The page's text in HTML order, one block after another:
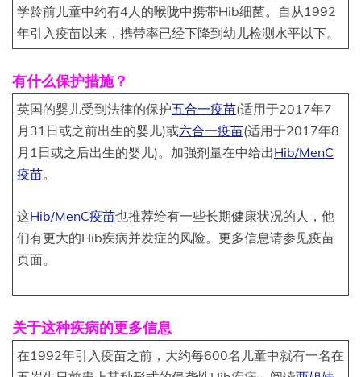
学龄前儿童中约有4人的喉咙中携带Hib细菌。自从1992
年引入疫苗以来，携带率已经下降到幼儿检测水平以下。
有什么保护措施？
英国的婴儿受到法律的保护五合一疫苗(适用于2017年7
月31日或之前出生的婴儿)或六合一疫苗(适用于2017年8
月1日或之后出生的婴儿)。加强剂量在中给出Hib/MenC
疫苗。
这Hib/MenC疫苗也推荐给有一些长期健康状况的人，他
们有更大的Hib疾病并发症的风险。更多信息请参见疫苗
页面。
关于这种疾病的更多信息
在1992年引入疫苗之前，大约每600名儿童中就有一名在